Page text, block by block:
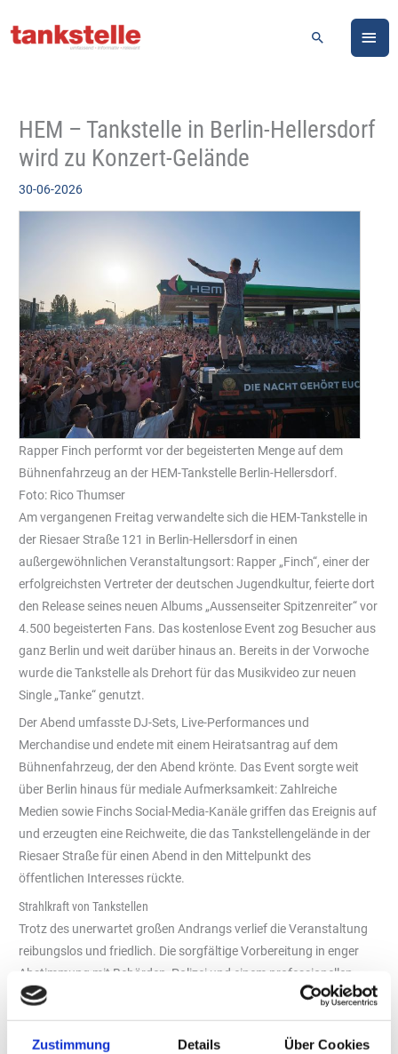
Zustimmung Details Über Cookies
Inhalt
Suchen
HEM – Tankstelle in Berlin-Hellersdorf
wird zu Konzert-Gelände
30-06-2026
Rapper Finch performt vor der begeisterten Menge auf dem
Bühnenfahrzeug an der HEM-Tankstelle Berlin-Hellersdorf.
Foto: Rico Thumser
Am vergangenen Freitag verwandelte sich die HEM-Tankstelle in
der Riesaer Straße 121 in Berlin-Hellersdorf in einen
außergewöhnlichen Veranstaltungsort: Rapper „Finch“, einer der
erfolgreichsten Vertreter der deutschen Jugendkultur, feierte dort
den Release seines neuen Albums „Aussenseiter Spitzenreiter“ vor
4.500 begeisterten Fans. Das kostenlose Event zog Besucher aus
ganz Berlin und weit darüber hinaus an. Bereits in der Vorwoche
wurde die Tankstelle als Drehort für das Musikvideo zur neuen
Single „Tanke“ genutzt.
Der Abend umfasste DJ-Sets, Live-Performances und
Merchandise und endete mit einem Heiratsantrag auf dem
Bühnenfahrzeug, der den Abend krönte. Das Event sorgte weit
über Berlin hinaus für mediale Aufmerksamkeit: Zahlreiche
Medien sowie Finchs Social-Media-Kanäle griffen das Ereignis auf
und erzeugten eine Reichweite, die das Tankstellengelände in der
Riesaer Straße für einen Abend in den Mittelpunkt des
öffentlichen Interesses rückte.
Strahlkraft von Tankstellen
Trotz des unerwartet großen Andrangs verlief die Veranstaltung
reibungslos und friedlich. Die sorgfältige Vorbereitung in enger
Abstimmung mit Behörden, Polizei und einem professionellen
Sicherheitsteam sorgte dafür, dass Fans den Abend sicher und
ausgelassen feiern konnten.
„Es war ein unvergesslicher Abend – für die Fans, für den Kiez und